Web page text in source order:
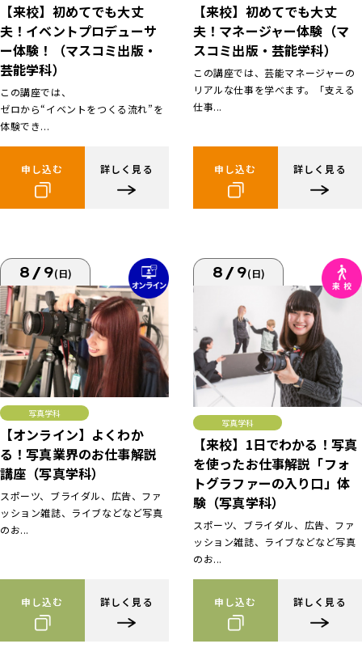
【来校】初めてでも大丈
夫！イベントプロデューサ
ー体験！（マスコミ出版・
芸能学科）
この講座では、
ゼロから“イベントをつくる流れ”を
体験でき...
申し込む 詳しく見る
【来校】初めてでも大丈
夫！マネージャー体験（マ
スコミ出版・芸能学科）
この講座では、芸能マネージャーの
リアルな仕事を学べます。「支える
仕事...
申し込む 詳しく見る
8/9(日)
写真学科
【オンライン】よくわか
る！写真業界のお仕事解説
講座（写真学科）
スポーツ、ブライダル、広告、ファ
ッション雑誌、ライブなどなど写真
のお...
申し込む 詳しく見る
8/9(日)
写真学科
【来校】1日でわかる！写真
を使ったお仕事解説「フォ
トグラファーの入り口」体
験（写真学科）
スポーツ、ブライダル、広告、ファ
ッション雑誌、ライブなどなど写真
のお...
申し込む 詳しく見る